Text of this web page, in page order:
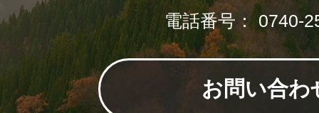
電話番号： 0740-
お問い合わ